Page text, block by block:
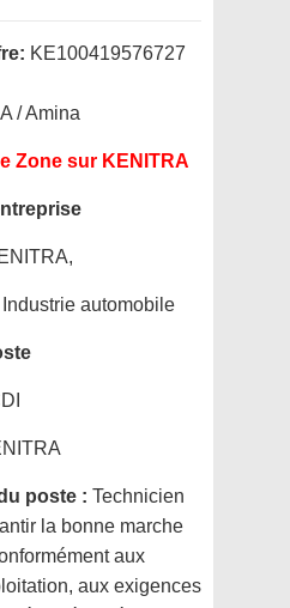
KE100419576727
/ Amina
Zone sur KENITRA
Industrie automobile
poste : Technicien
la bonne marche
aux
aux exigences